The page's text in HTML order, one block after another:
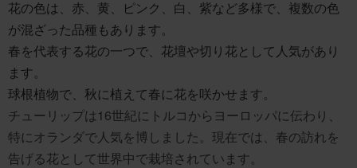
花の色は、赤、黄、ピンク、白、紫など多様で、複数の色
が混ざった品種もあります。
春を代表する花の一つで、花壇や切り花として人気があり
ます。
球根植物で、秋に植えて春に花を咲かせます。
チューリップは16世紀にトルコからヨーロッパに伝わり、
特にオランダで人気を博しました。現在では、春の訪れを
告げる花として世界中で栽培されています。